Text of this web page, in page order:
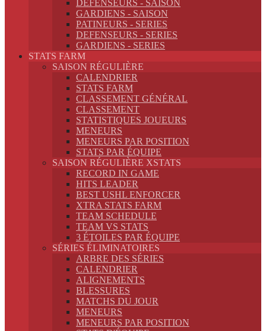
DEFENSEURS - SAISON
GARDIENS - SAISON
PATINEURS - SERIES
DEFENSEURS - SERIES
GARDIENS - SERIES
STATS FARM
SAISON RÉGULIÈRE
CALENDRIER
STATS FARM
CLASSEMENT GÉNÉRAL
CLASSEMENT
STATISTIQUES JOUEURS
MENEURS
MENEURS PAR POSITION
STATS PAR ÉQUIPE
SAISON RÉGULIÈRE XSTATS
RECORD IN GAME
HITS LEADER
BEST USHL ENFORCER
XTRA STATS FARM
TEAM SCHEDULE
TEAM VS STATS
3 ÉTOILES PAR ÉQUIPE
SÉRIES ÉLIMINATOIRES
ARBRE DES SÉRIES
CALENDRIER
ALIGNEMENTS
BLESSURES
MATCHS DU JOUR
MENEURS
MENEURS PAR POSITION